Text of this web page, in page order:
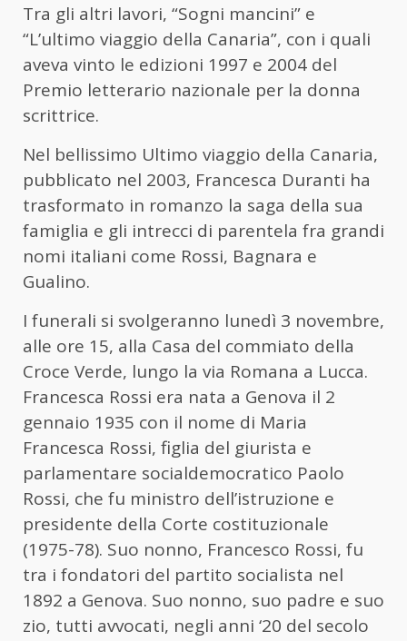
Tra gli altri lavori, “Sogni mancini” e
“L’ultimo viaggio della Canaria”, con i quali
aveva vinto le edizioni 1997 e 2004 del
Premio letterario nazionale per la donna
scrittrice.
Nel bellissimo Ultimo viaggio della Canaria,
pubblicato nel 2003, Francesca Duranti ha
trasformato in romanzo la saga della sua
famiglia e gli intrecci di parentela fra grandi
nomi italiani come Rossi, Bagnara e
Gualino.
I funerali si svolgeranno lunedì 3 novembre,
alle ore 15, alla Casa del commiato della
Croce Verde, lungo la via Romana a Lucca.
Francesca Rossi era nata a Genova il 2
gennaio 1935 con il nome di Maria
Francesca Rossi, figlia del giurista e
parlamentare socialdemocratico Paolo
Rossi, che fu ministro dell’istruzione e
presidente della Corte costituzionale
(1975-78). Suo nonno, Francesco Rossi, fu
tra i fondatori del partito socialista nel
1892 a Genova. Suo nonno, suo padre e suo
zio, tutti avvocati, negli anni ‘20 del secolo